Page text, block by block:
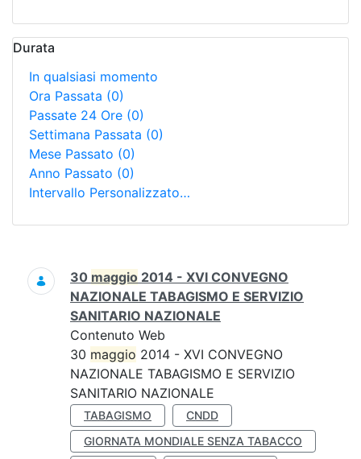
Durata
In qualsiasi momento
Ora Passata (0)
Passate 24 Ore (0)
Settimana Passata (0)
Mese Passato (0)
Anno Passato (0)
Intervallo Personalizzato…
Ricerca
30 maggio 2014 - XVI CONVEGNO
NAZIONALE TABAGISMO E SERVIZIO
SANITARIO NAZIONALE
Contenuto Web
30 maggio 2014 - XVI CONVEGNO
NAZIONALE TABAGISMO E SERVIZIO
SANITARIO NAZIONALE
TABAGISMO
CNDD
GIORNATA MONDIALE SENZA TABACCO